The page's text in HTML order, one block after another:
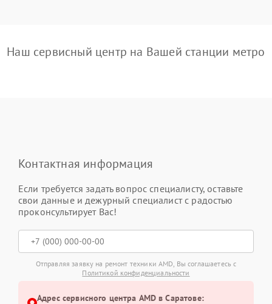
Наш сервисный центр на Вашей станции метро
Контактная информация
Если требуется задать вопрос специалисту, оставьте
свои данные и дежурный специалист с радостью
проконсультирует Вас!
Отправляя заявку на ремонт техники AMD, Вы соглашаетесь с
Политикой конфиденциальности
Адрес сервисного центра AMD в Саратове: